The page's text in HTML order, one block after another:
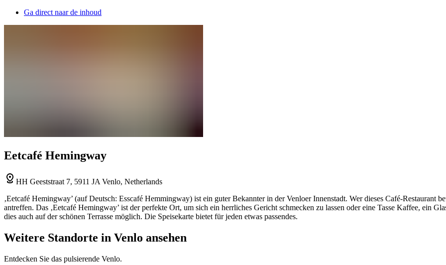
Ga direct naar de inhoud
Eetcafé Hemingway
HH Geeststraat 7, 5911 JA Venlo, Netherlands
‚Eetcafé Hemingway’ (auf Deutsch: Esscafé Hemmingway) ist ein guter Bekannter in der Venloer Innenstadt. Wer dieses Café-Restaurant
antreffen. Das ‚Eetcafé Hemingway’ ist der perfekte Ort, um sich ein herrliches Gericht schmecken zu lassen oder eine Tasse Kaffee, ein
dies auch auf der schönen Terrasse möglich. Die Speisekarte bietet für jeden etwas passendes.
Weitere Standorte in Venlo ansehen
Entdecken Sie das pulsierende Venlo.